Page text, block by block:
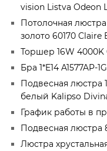
vision Listva Odeon
Потолочная
золото 60170 Claire
Торшер 16W 4000K
Бра 1*E14 A1577AP-
Подвесная люстра
белый Kalipso
График работы в
Подвесная люстра
Люстра